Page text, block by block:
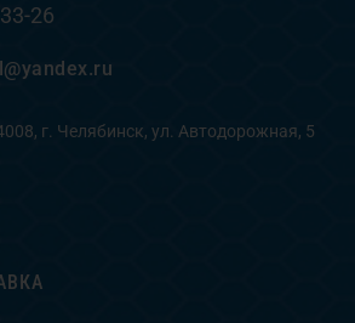
26
г. Челябинск, ул. Автодорожная, 5